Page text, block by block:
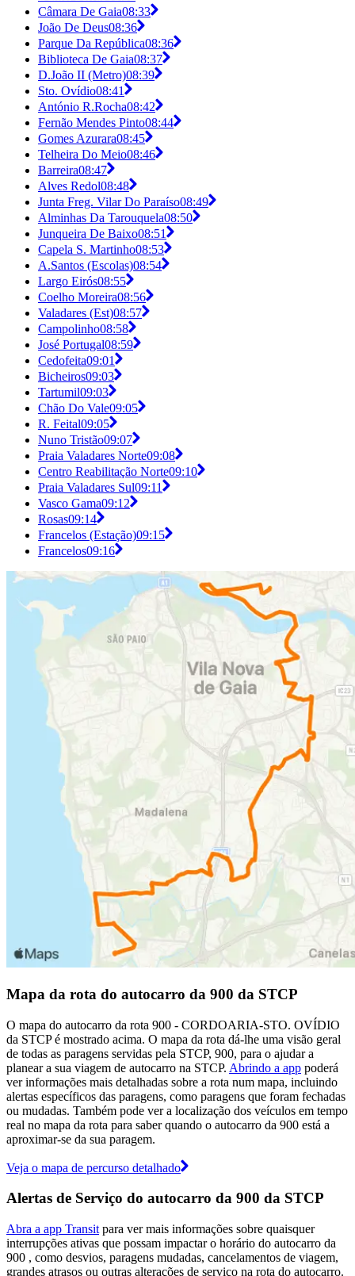
Câmara De Gaia08:33
João De Deus08:36
Parque Da República08:36
Biblioteca De Gaia08:37
D.João II (Metro)08:39
Sto. Ovídio08:41
António R.Rocha08:42
Fernão Mendes Pinto08:44
Gomes Azurara08:45
Telheira Do Meio08:46
Barreira08:47
Alves Redol08:48
Junta Freg. Vilar Do Paraíso08:49
Alminhas Da Tarouquela08:50
Junqueira De Baixo08:51
Capela S. Martinho08:53
A.Santos (Escolas)08:54
Largo Eirós08:55
Coelho Moreira08:56
Valadares (Est)08:57
Campolinho08:58
José Portugal08:59
Cedofeita09:01
Bicheiros09:03
Tartumil09:03
Chão Do Vale09:05
R. Feital09:05
Nuno Tristão09:07
Praia Valadares Norte09:08
Centro Reabilitação Norte09:10
Praia Valadares Sul09:11
Vasco Gama09:12
Rosas09:14
Francelos (Estação)09:15
Francelos09:16
Mapa da rota do autocarro da 900 da STCP
O mapa do autocarro da rota 900 - CORDOARIA-STO. OVÍDIO
da STCP é mostrado acima. O mapa da rota dá-lhe uma visão geral
de todas as paragens servidas pela STCP, 900, para o ajudar a
planear a sua viagem de autocarro na STCP. Abrindo a app poderá
ver informações mais detalhadas sobre a rota num mapa, incluindo
alertas específicos das paragens, como paragens que foram fechadas
ou mudadas. Também pode ver a localização dos veículos em tempo
real no mapa da rota para saber quando o autocarro da 900 está a
aproximar-se da sua paragem.
Veja o mapa de percurso detalhado
Alertas de Serviço do autocarro da 900 da STCP
Abra a app Transit para ver mais informações sobre quaisquer
interrupções ativas que possam impactar o horário do autocarro da
900 , como desvios, paragens mudadas, cancelamentos de viagem,
grandes atrasos ou outras alterações de serviço na rota do autocarro.